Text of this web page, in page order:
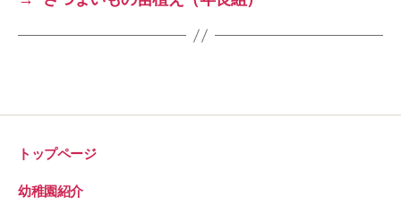
o
トップページ
幼稚園紹介